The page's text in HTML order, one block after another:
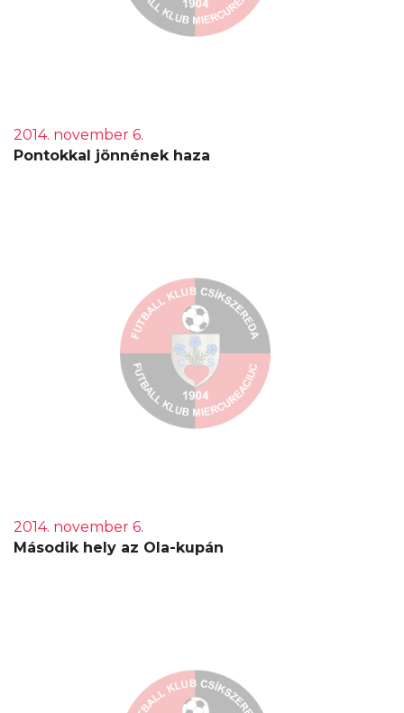
2014. november 6.
Pontokkal jönnének haza
2014. november 6.
Második hely az Ola-kupán